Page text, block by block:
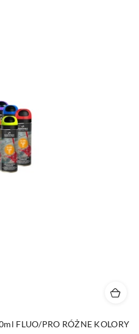
FLUO/PRO RÓŻNE KOLORY